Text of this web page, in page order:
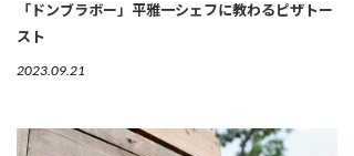
「ドンブラボー」平雅一シェフに教わるピザトー
スト
2023.09.21